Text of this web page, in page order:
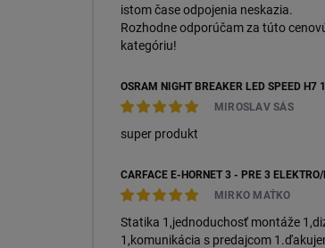
istom čase odpojenia neskazia.
Rozhodne odporúčam za túto
kategóriu!
MIROSLAV SÁS
super produkt
MIRKO MAŤKO
Statika 1,jednoduchosť montáže
1,komunikácia s predajcom